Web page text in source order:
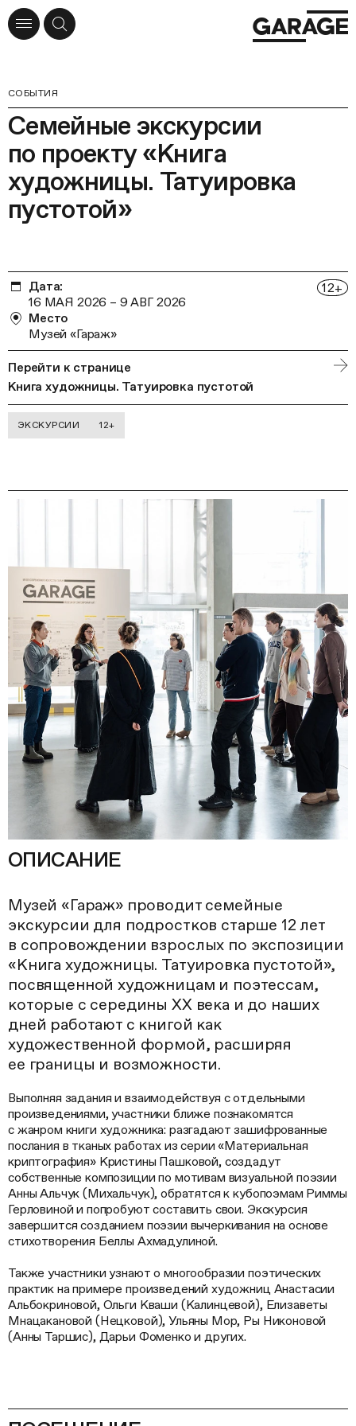
СОБЫТИЯ
Семейные экскурсии
по проекту «Книга
художницы. Татуировка
пустотой»
12+
Дата:
16 МАЯ 2026 – 9 АВГ 2026
Место
Музей «Гараж»
Перейти к странице
Книга художницы. Татуировка пустотой
ЭКСКУРСИИ 12+
ОПИСАНИЕ
Музей «Гараж» проводит семейные
экскурсии для подростков старше 12 лет
в сопровождении взрослых по экспозиции
«Книга художницы. Татуировка пустотой»,
посвященной художницам и поэтессам,
которые с середины XX века и до наших
дней работают с книгой как
художественной формой, расширяя
ее границы и возможности.
Выполняя задания и взаимодействуя с отдельными
произведениями, участники ближе познакомятся
с жанром книги художника: разгадают зашифрованные
послания в тканых работах из серии «Материальная
криптография» Кристины Пашковой, создадут
собственные композиции по мотивам визуальной поэзии
Анны Альчук (Михальчук), обратятся к кубопоэмам Риммы
Герловиной и попробуют составить свои. Экскурсия
завершится созданием поэзии вычеркивания на основе
стихотворения Беллы Ахмадулиной.
Также участники узнают о многообразии поэтических
практик на примере произведений художниц Анастасии
Альбокриновой, Ольги Кваши (Калинцевой), Елизаветы
Мнацакановой (Нецковой), Ульяны Мор, Ры Никоновой
(Анны Таршис), Дарьи Фоменко и других.